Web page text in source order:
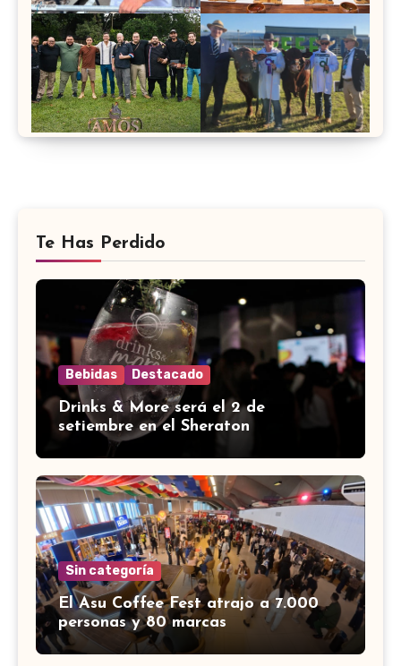
Te Has Perdido
Bebidas Destacado
Drinks & More será el 2 de
setiembre en el Sheraton
Sin categoría
El Asu Coffee Fest atrajo a 7.000
personas y 80 marcas